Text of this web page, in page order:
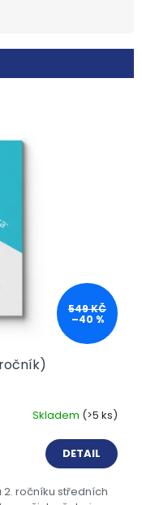
549 KČ
–40 %
ročník)
Skladem (>5 ks)
DETAIL
2. ročníku středních